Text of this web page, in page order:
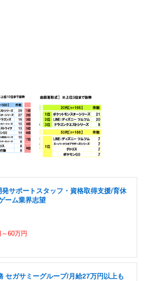
サポートスタッフ・資格取得支援/育休
ーム業界志望
60万円
セガサミーグループ/月給27万円以上も